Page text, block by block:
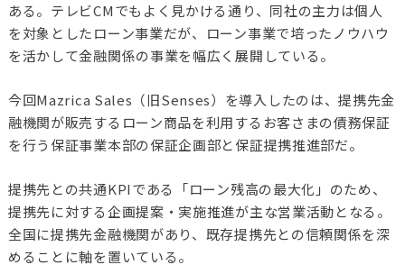
ある。テレビCMでもよく見かける通り、同社の主力は個人
を対象としたローン事業だが、ローン事業で培ったノウハウ
を活かして金融関係の事業を幅広く展開している。
今回Mazrica Sales（旧Senses）を導入したのは、提携先金
融機関が販売するローン商品を利用するお客さまの債務保証
を行う保証事業本部の保証企画部と保証提携推進部だ。
提携先との共通KPIである「ローン残高の最大化」のため、
提携先に対する企画提案・実施推進が主な営業活動となる。
全国に提携先金融機関があり、既存提携先との信頼関係を深
めることに軸を置いている。